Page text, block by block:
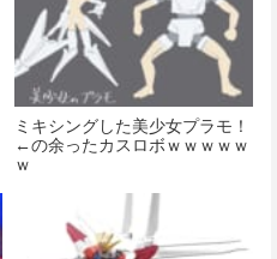
ミキシングした美少女プラモ！
←の余ったカスロボｗｗｗｗｗ
ｗ